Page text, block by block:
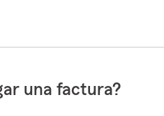
una factura?